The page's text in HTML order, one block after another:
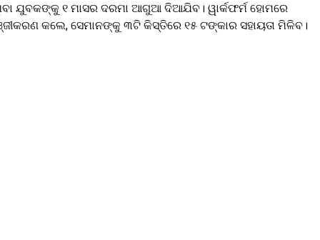
ଯୁବକଙ୍କୁ ୧ ମାସର ଦରମା ଆଗୁଆ ଦିଆଯିବ। ୱାର୍କଫର୍ମ ହୋମରେ
କଲେ, ସେମାନଙ୍କୁ ୩ଟି କିସ୍ତିରେ ୧୫ ଟଙ୍କାର ସହାୟତା ମିଳିବ।